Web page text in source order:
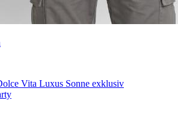
Vita Luxus Sonne exklusiv